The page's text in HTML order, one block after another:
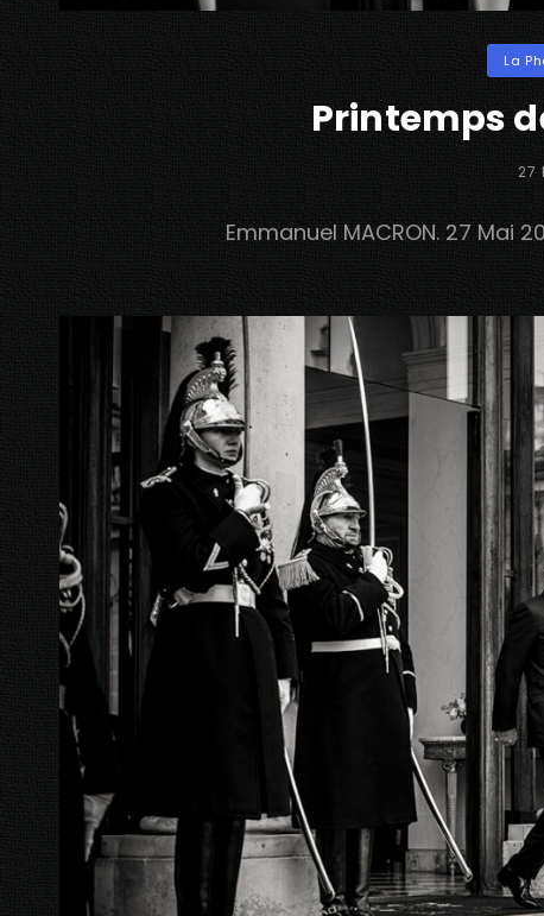
La
Printemps
27
Emmanuel MACRON. 27 Mai